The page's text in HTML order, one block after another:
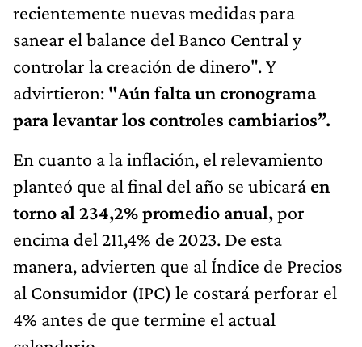
recientemente nuevas medidas para
sanear el balance del Banco Central y
controlar la creación de dinero". Y
advirtieron: "Aún falta un cronograma
para levantar los controles cambiarios”.
En cuanto a la inflación, el relevamiento
planteó que al final del año se ubicará en
torno al 234,2% promedio anual,por
encima del 211,4% de 2023. De esta
manera, advierten que al Índice de Precios
al Consumidor (IPC) le costará perforar el
4% antes de que termine el actual